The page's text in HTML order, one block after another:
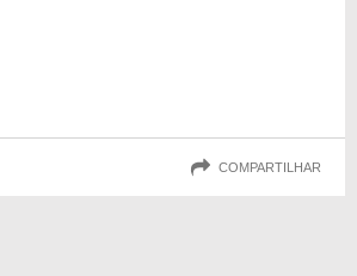
COMPARTILHAR